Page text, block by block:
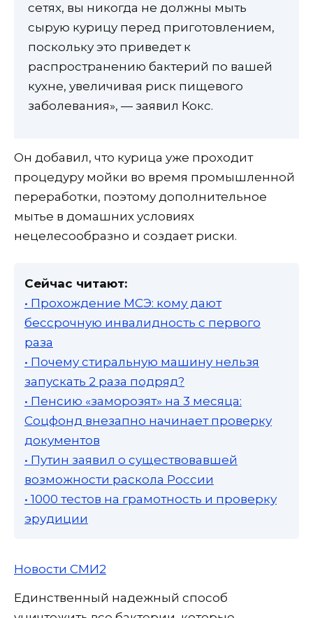
сетях, вы никогда не должны мыть
сырую курицу перед приготовлением,
поскольку это приведет к
распространению бактерий по вашей
кухне, увеличивая риск пищевого
заболевания», — заявил Кокс.
Он добавил, что курица уже проходит
процедуру мойки во время промышленной
переработки, поэтому дополнительное
мытье в домашних условиях
нецелесообразно и создает риски.
Сейчас читают:
• Прохождение МСЭ: кому дают
бессрочную инвалидность с первого
раза
• Почему стиральную машину нельзя
запускать 2 раза подряд?
• Пенсию «заморозят» на 3 месяца:
Соцфонд внезапно начинает проверку
документов
• Путин заявил о существовавшей
возможности раскола России
• 1000 тестов на грамотность и проверку
эрудиции
Новости СМИ2
Единственный надежный способ